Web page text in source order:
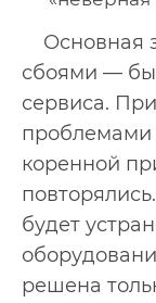
Основная
сбоями —
сервиса.
проблемами
коренной
будет
решена